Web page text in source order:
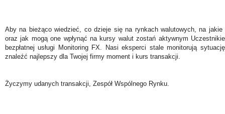
Aby na bieżąco wiedzieć, co dzieje się na rynkach walutowych, na
oraz jak mogą one wpłynąć na kursy walut zostań aktywnym
bezpłatnej usługi Monitoring FX. Nasi eksperci stale monitorują
znaleźć najlepszy dla Twojej firmy moment i kurs transakcji.
Życzymy udanych transakcji, Zespół Wspólnego Rynku.